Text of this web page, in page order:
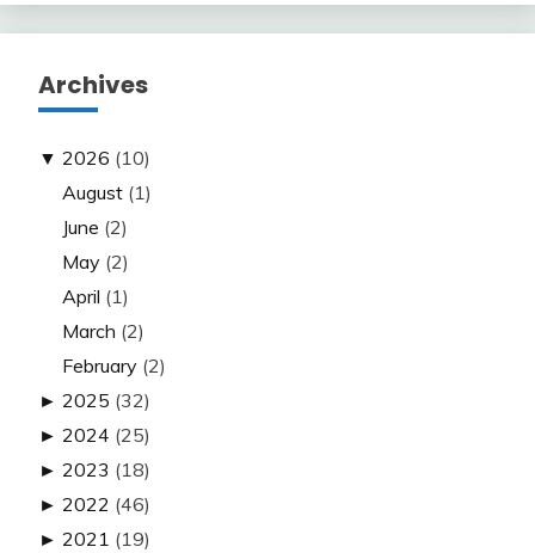
Archives
▼ 2026 (10)
August (1)
June (2)
May (2)
April (1)
March (2)
February (2)
► 2025 (32)
► 2024 (25)
► 2023 (18)
► 2022 (46)
► 2021 (19)